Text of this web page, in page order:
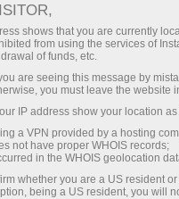
新收入水平
Open
Open
shows that you are currently
from using the services of
of funds, etc.
are seeing this message by
you must leave the website
IP address show your location as
a VPN provided by a hosting
not have proper WHOIS records;
in the WHOIS geolocation
whether you are a US resident
being a US resident, you will